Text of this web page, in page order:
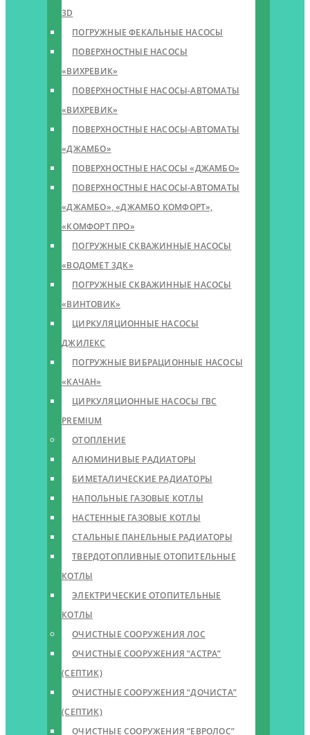
3D
ПОГРУЖНЫЕ ФЕКАЛЬНЫЕ НАСОСЫ
ПОВЕРХНОСТНЫЕ НАСОСЫ
«ВИХРЕВИК»
ПОВЕРХНОСТНЫЕ НАСОСЫ-АВТОМАТЫ
«ВИХРЕВИК»
ПОВЕРХНОСТНЫЕ НАСОСЫ-АВТОМАТЫ
«ДЖАМБО»
ПОВЕРХНОСТНЫЕ НАСОСЫ «ДЖАМБО»
ПОВЕРХНОСТНЫЕ НАСОСЫ-АВТОМАТЫ
«ДЖАМБО», «ДЖАМБО КОМФОРТ»,
«КОМФОРТ ПРО»
ПОГРУЖНЫЕ СКВАЖИННЫЕ НАСОСЫ
«ВОДОМЕТ 3ДК»
ПОГРУЖНЫЕ СКВАЖИННЫЕ НАСОСЫ
«ВИНТОВИК»
ЦИРКУЛЯЦИОННЫЕ НАСОСЫ
ДЖИЛЕКС
ПОГРУЖНЫЕ ВИБРАЦИОННЫЕ НАСОСЫ
«КАЧАН»
ЦИРКУЛЯЦИОННЫЕ НАСОСЫ ГВС
PREMIUM
ОТОПЛЕНИЕ
АЛЮМИНИВЫЕ РАДИАТОРЫ
БИМЕТАЛИЧЕСКИЕ РАДИАТОРЫ
НАПОЛЬНЫЕ ГАЗОВЫЕ КОТЛЫ
НАСТЕННЫЕ ГАЗОВЫЕ КОТЛЫ
СТАЛЬНЫЕ ПАНЕЛЬНЫЕ РАДИАТОРЫ
ТВЕРДОТОПЛИВНЫЕ ОТОПИТЕЛЬНЫЕ
КОТЛЫ
ЭЛЕКТРИЧЕСКИЕ ОТОПИТЕЛЬНЫЕ
КОТЛЫ
ОЧИСТНЫЕ СООРУЖЕНИЯ ЛОС
ОЧИСТНЫЕ СООРУЖЕНИЯ “АСТРА”
(СЕПТИК)
ОЧИСТНЫЕ СООРУЖЕНИЯ “ДОЧИСТА”
(СЕПТИК)
ОЧИСТНЫЕ СООРУЖЕНИЯ “ЕВРОЛОС”